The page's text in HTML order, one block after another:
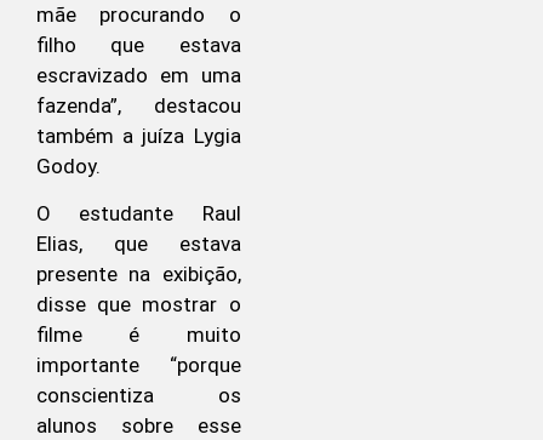
mãe procurando o
filho que estava
escravizado em uma
fazenda”, destacou
também a juíza Lygia
Godoy.
O estudante Raul
Elias, que estava
presente na exibição,
disse que mostrar o
filme é muito
importante “porque
conscientiza os
alunos sobre esse